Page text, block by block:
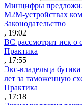
Минцифры
M2M-устройствах
Законодательство
, 19:02
ВС рассмотрит иск о
Практика
, 17:55
Экс-владельца
лет за таможенную
Практика
, 17:18